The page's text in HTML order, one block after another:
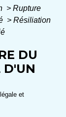
> Rupture
> Résiliation
DU
D'UN
et